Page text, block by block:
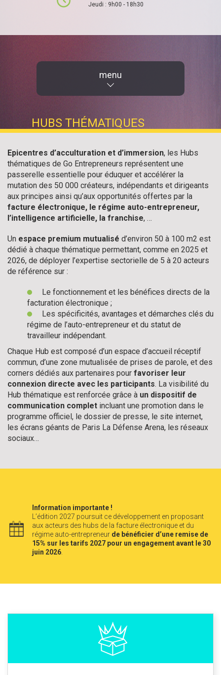
Jeudi : 9h00 - 18h30
menu
HUBS THÉMATIQUES
Epicentres d’acculturation et d’immersion, les Hubs
thématiques de Go Entrepreneurs représentent une
passerelle essentielle pour éduquer et accélérer la
mutation des 50 000 créateurs, indépendants et dirigeants
aux principes ainsi qu’aux opportunités offertes par la
facture électronique, le régime auto-entrepreneur,
l’intelligence artificielle, la franchise, …
Un espace premium mutualisé d’environ 50 à 100 m2 est
dédié à chaque thématique permettant, comme en 2025 et
2026, de déployer l’expertise sectorielle de 5 à 20 acteurs
de référence sur :
Le fonctionnement et les bénéfices directs de la
facturation électronique ;
Les spécificités, avantages et démarches clés du
régime de l’auto-entrepreneur et du statut de
travailleur indépendant.
Chaque Hub est composé d’un espace d’accueil réceptif
commun, d’une zone mutualisée de prises de parole, et des
corners dédiés aux partenaires pour favoriser leur
connexion directe avec les participants. La visibilité du
Hub thématique est renforcée grâce à un dispositif de
communication complet incluant une promotion dans le
programme officiel, le dossier de presse, le site internet,
les écrans géants de Paris La Défense Arena, les réseaux
sociaux…
Information importante !
L’édition 2027 poursuit ce développement en proposant
aux acteurs des hubs de la facture électronique et du
régime auto-entrepreneur de bénéficier d’une remise de
15% sur les tarifs 2027 pour un engagement avant le 30
juin 2026